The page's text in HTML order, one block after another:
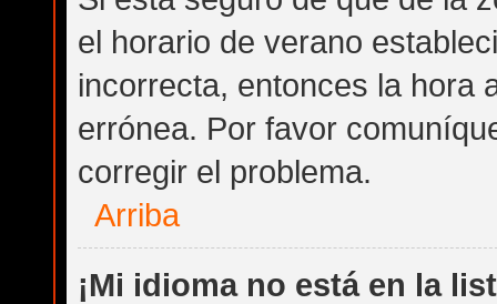
el horario de verano
incorrecta, entonces la hora
errónea. Por favor
corregir el problema.
Arriba
¡Mi idioma no está en la